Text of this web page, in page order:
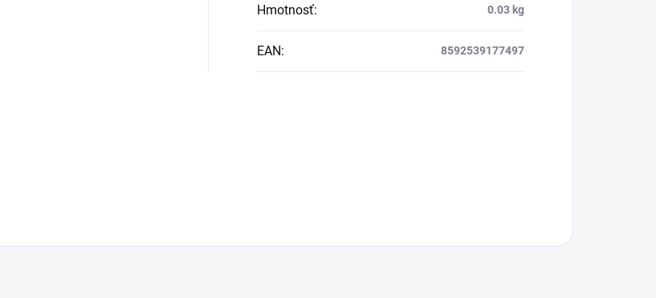
Hmotnosť: 0.03 kg
EAN: 8592539177497